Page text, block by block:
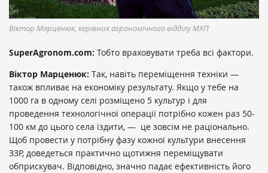
Віктор Марценюк, керівник агрономічного відділу МХП
SuperAgronom.com: Тобто враховувати треба всі фактори.
Віктор Марценюк: Так, навіть переміщення техніки —
також впливає на економіку результату. Якщо у тебе на
1000 га в одному селі розміщено 5 культур і для
проведення технологічної операції потрібно кожен раз 50-
100 км до цього села їздити, — це зовсім не раціонально.
Щоб провести у потрібну фазу кожної культури внесення
ЗЗР, доведеться практично щотижня переміщувати
обприскувач. Відповідно, значно падає ефективність його